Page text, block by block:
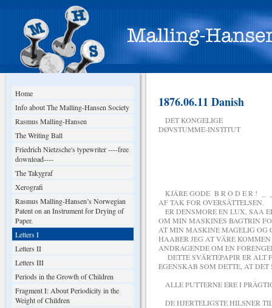
Home
Info about The Malling-Hansen Society
Rasmus Malling-Hansen
The Writing Ball
Friedrich Nietzsche's typewriter ----free
download----
The Takygraf
Xerografi
Rasmus Malling-Hansen’s Norwegian
Patent on an Instrument for Drying of
Paper.
Letters I
Letters II
Letters III
Periods in the Growth of Children
Fragment I: About Periodicity in the
Weight of Children
1876.06.11 Danish
DET KONGELIGE
DØVSTUMME-INSTITUT
KJÄRE GODE B R O D E R ! _ _
AF TAK FOR OVERSÄTTELSEN.
ER DENSMORE EN LUX, SAA
OM MIN MASKINES BAGTRIN
AT MIN MASKINE MAGELIG OG
HAABER JEG AT VÄRE
ANDRAGENDE OM EN
DETTE SVÄRTEPAPIR ER ALT
EGENSKAB SOM DETTE, AT
ALLE PUTTERNE ERE I
DE HJERTELIGSTE HILSNER